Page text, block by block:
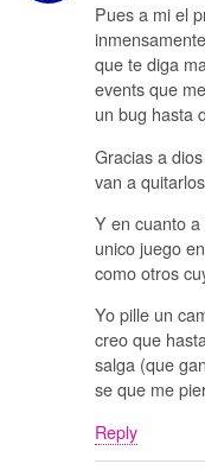
Pues a mi el
que te diga
events que
un bug hasta
Gracias a
van a
Y en cuanto
unico juego
como otros
Yo pille un
creo que
salga (que
se que me
Reply